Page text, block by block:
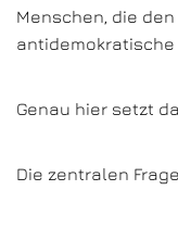
Menschen, die
antidemokratische
Genau hier setzt
Die zentralen